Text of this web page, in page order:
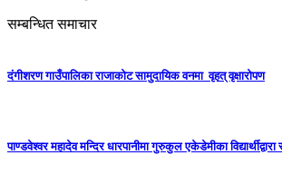
सम्बन्धित समाचार
दंगीशरण गाउँपालिका राजाकाेट सामुदायिक वनमा वृहत् वृक्षारोपण
पाण्डवेश्वर महादेव मन्दिर धारपानीमा गुरुकुल एकेडेमीका